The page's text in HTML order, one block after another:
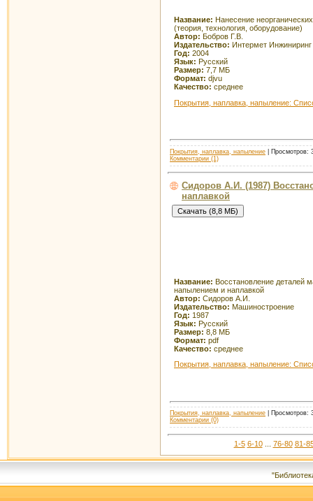
Название: Нанесение
(теория, технология, оборудование)
Автор: Бобров Г.В.
Издательство: Интермет Инжиниринг
Год: 2004
Язык: Русский
Размер: 7,7 МБ
Формат: djvu
Качество: среднее
Покрытия, наплавка, напыление:
Покрытия, наплавка, напыление | Просмотров:
Комментарии (1)
Сидоров А.И. (1987)
наплавкой
Название: Восстановление деталей
напылением и наплавкой
Автор: Сидоров А.И.
Издательство: Машиностроение
Год: 1987
Язык: Русский
Размер: 8,8 МБ
Формат: pdf
Качество: среднее
Покрытия, наплавка, напыление:
Покрытия, наплавка, напыление | Просмотров:
Комментарии (0)
1-5 6-10 76-80 81-